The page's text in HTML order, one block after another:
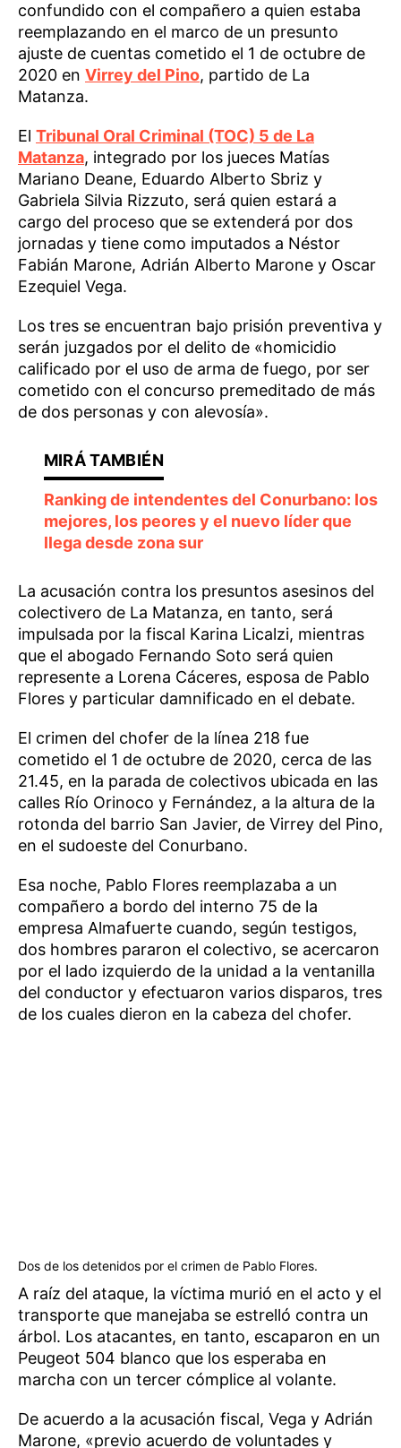
confundido con el compañero a quien estaba
reemplazando en el marco de un presunto
ajuste de cuentas cometido el 1 de octubre de
2020 en Virrey del Pino, partido de La
Matanza.
El Tribunal Oral Criminal (TOC) 5 de La
Matanza, integrado por los jueces Matías
Mariano Deane, Eduardo Alberto Sbriz y
Gabriela Silvia Rizzuto, será quien estará a
cargo del proceso que se extenderá por dos
jornadas y tiene como imputados a Néstor
Fabián Marone, Adrián Alberto Marone y Oscar
Ezequiel Vega.
Los tres se encuentran bajo prisión preventiva y
serán juzgados por el delito de «homicidio
calificado por el uso de arma de fuego, por ser
cometido con el concurso premeditado de más
de dos personas y con alevosía».
Ranking de intendentes del Conurbano: los
mejores, los peores y el nuevo líder que
llega desde zona sur
La acusación contra los presuntos asesinos del
colectivero de La Matanza, en tanto, será
impulsada por la fiscal Karina Licalzi, mientras
que el abogado Fernando Soto será quien
represente a Lorena Cáceres, esposa de Pablo
Flores y particular damnificado en el debate.
El crimen del chofer de la línea 218 fue
cometido el 1 de octubre de 2020, cerca de las
21.45, en la parada de colectivos ubicada en las
calles Río Orinoco y Fernández, a la altura de la
rotonda del barrio San Javier, de Virrey del Pino,
en el sudoeste del Conurbano.
Esa noche, Pablo Flores reemplazaba a un
compañero a bordo del interno 75 de la
empresa Almafuerte cuando, según testigos,
dos hombres pararon el colectivo, se acercaron
por el lado izquierdo de la unidad a la ventanilla
del conductor y efectuaron varios disparos, tres
de los cuales dieron en la cabeza del chofer.
Dos de los detenidos por el crimen de Pablo Flores.
A raíz del ataque, la víctima murió en el acto y el
transporte que manejaba se estrelló contra un
árbol. Los atacantes, en tanto, escaparon en un
Peugeot 504 blanco que los esperaba en
marcha con un tercer cómplice al volante.
De acuerdo a la acusación fiscal, Vega y Adrián
Marone, «previo acuerdo de voluntades y